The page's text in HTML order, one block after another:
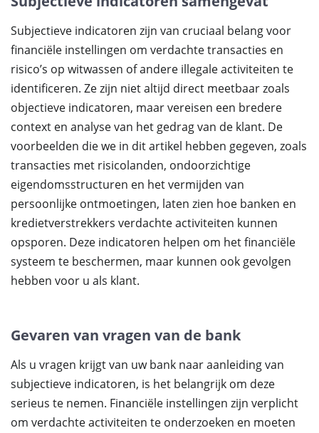
Subjectieve indicatoren zijn van cruciaal belang voor
financiële instellingen om verdachte transacties en
risico’s op witwassen of andere illegale activiteiten te
identificeren. Ze zijn niet altijd direct meetbaar zoals
objectieve indicatoren, maar vereisen een bredere
context en analyse van het gedrag van de klant. De
voorbeelden die we in dit artikel hebben gegeven, zoals
transacties met risicolanden, ondoorzichtige
eigendomsstructuren en het vermijden van
persoonlijke ontmoetingen, laten zien hoe banken en
kredietverstrekkers verdachte activiteiten kunnen
opsporen. Deze indicatoren helpen om het financiële
systeem te beschermen, maar kunnen ook gevolgen
hebben voor u als klant.
Gevaren van vragen van de bank
Als u vragen krijgt van uw bank naar aanleiding van
subjectieve indicatoren, is het belangrijk om deze
serieus te nemen. Financiële instellingen zijn verplicht
om verdachte activiteiten te onderzoeken en moeten